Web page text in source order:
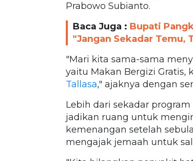
Prabowo Subianto.
Baca Juga : Bupati
"Jangan Sekadar Temu,
"Mari kita sama-sama
yaitu Makan Bergizi Gratis,
Tallasa," ajaknya dengan
Lebih dari sekadar
jadikan ruang untuk
kemenangan setelah
mengajak jemaah untuk